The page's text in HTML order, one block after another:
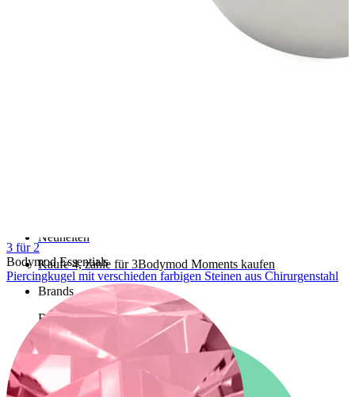
Neuheiten
Kaufe 4, zahle für 3Bodymod Moments kaufen
Brands
Brands
3 für 2
Bodymod Essentials
Piercingkugel mit verschieden farbigen Steinen aus Chirurgenstahl